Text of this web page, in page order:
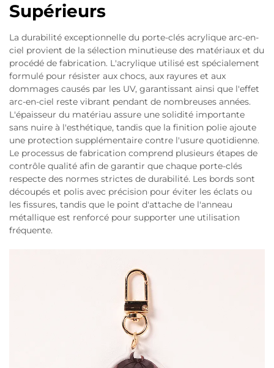
Supérieurs
La durabilité exceptionnelle du porte-clés acrylique arc-en-
ciel provient de la sélection minutieuse des matériaux et du
procédé de fabrication. L'acrylique utilisé est spécialement
formulé pour résister aux chocs, aux rayures et aux
dommages causés par les UV, garantissant ainsi que l'effet
arc-en-ciel reste vibrant pendant de nombreuses années.
L'épaisseur du matériau assure une solidité importante
sans nuire à l'esthétique, tandis que la finition polie ajoute
une protection supplémentaire contre l'usure quotidienne.
Le processus de fabrication comprend plusieurs étapes de
contrôle qualité afin de garantir que chaque porte-clés
respecte des normes strictes de durabilité. Les bords sont
découpés et polis avec précision pour éviter les éclats ou
les fissures, tandis que le point d'attache de l'anneau
métallique est renforcé pour supporter une utilisation
fréquente.